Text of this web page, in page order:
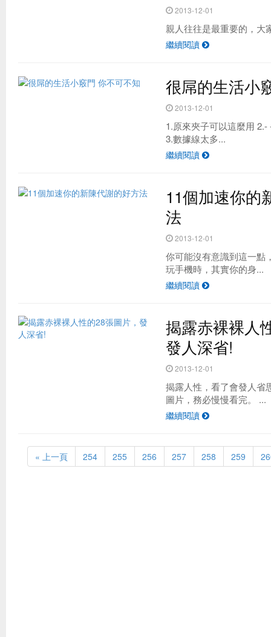
2013-12-01
親人往往是最重要的，大
繼續閱讀
很屌的生活小
2013-12-01
1.原來夾子可以這麼用
3.數據線太多...
繼續閱讀
11個加速你的
法
2013-12-01
你可能沒有意識到這一點
玩手機時，其實你的身...
繼續閱讀
揭露赤裸裸人
發人深省!
2013-12-01
揭露人性，看了會發人省
圖片，務必慢慢看完。 ...
繼續閱讀
« 上一頁 254 255 256 257 258 259